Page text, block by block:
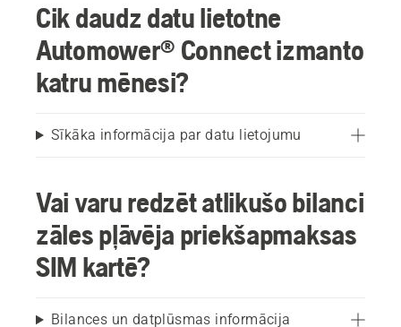
Cik daudz datu lietotne
Automower® Connect izmanto
katru mēnesi?
Sīkāka informācija par datu lietojumu
Vai varu redzēt atlikušo bilanci
zāles pļāvēja priekšapmaksas
SIM kartē?
Bilances un datplūsmas informācija